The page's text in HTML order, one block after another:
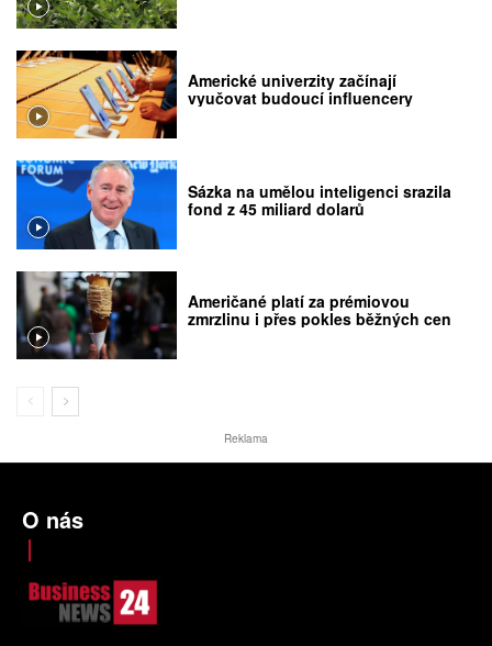
Americké univerzity začínají
vyučovat budoucí influencery
Sázka na umělou inteligenci srazila
fond z 45 miliard dolarů
Američané platí za prémiovou
zmrzlinu i přes pokles běžných cen
Reklama
O nás